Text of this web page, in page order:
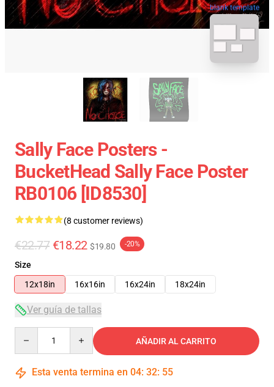
blank template
Sally Face Posters -
BucketHead Sally Face Poster
RB0106 [ID8530]
(8 customer reviews)
€22.77 €18.22 $19.80 -20%
Size
12x18in
16x16in 16x24in 18x24in
Ver guía de tallas
AÑADIR AL CARRITO
Esta venta termina en 04: 32: 54